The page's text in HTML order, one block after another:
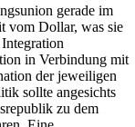
gerade im
vom Dollar, was sie
in Verbindung mit
der jeweiligen
sollte angesichts
zu dem